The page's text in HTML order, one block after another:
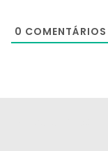
0 COMENTÁRIOS